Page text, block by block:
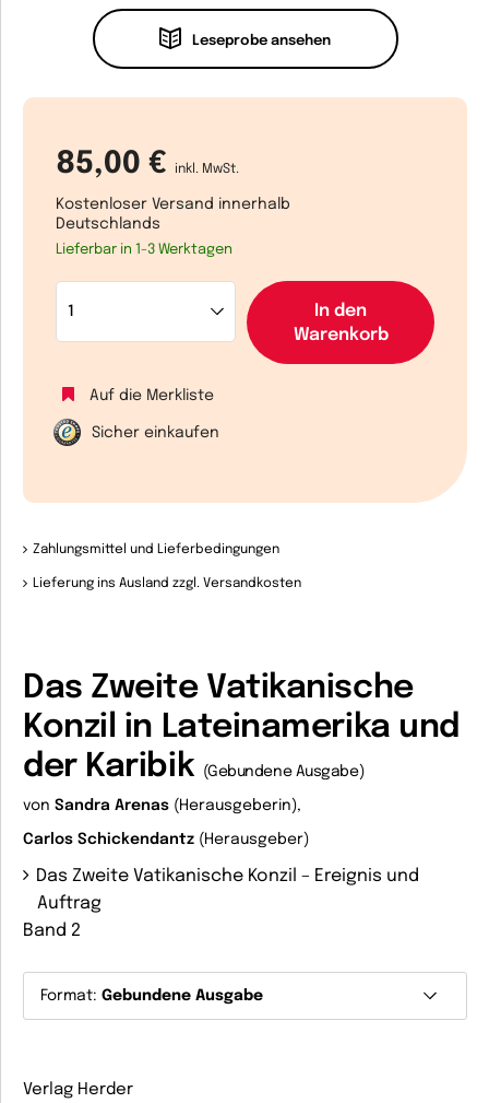
Leseprobe ansehen
85,00 € inkl. MwSt.
Kostenloser Versand innerhalb
Deutschlands
Lieferbar in 1-3 Werktagen
In den
Warenkorb
Auf die Merkliste
Sicher einkaufen
Zahlungsmittel und Lieferbedingungen
Lieferung ins Ausland zzgl. Versandkosten
Das Zweite Vatikanische
Konzil in Lateinamerika und
der Karibik
(Gebundene Ausgabe)
von Sandra Arenas (Herausgeberin),
Carlos Schickendantz (Herausgeber)
Das Zweite Vatikanische Konzil – Ereignis und
Auftrag
Band 2
Format: Gebundene Ausgabe
Verlag Herder